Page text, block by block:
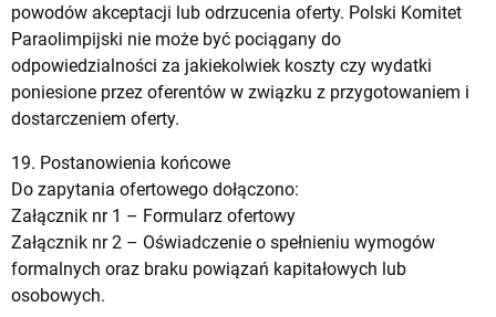
powodów akceptacji lub odrzucenia oferty. Polski Komitet
Paraolimpijski nie może być pociągany do
odpowiedzialności za jakiekolwiek koszty czy wydatki
poniesione przez oferentów w związku z przygotowaniem i
dostarczeniem oferty.
19. Postanowienia końcowe
Do zapytania ofertowego dołączono:
Załącznik nr 1 – Formularz ofertowy
Załącznik nr 2 – Oświadczenie o spełnieniu wymogów
formalnych oraz braku powiązań kapitałowych lub
osobowych.